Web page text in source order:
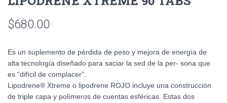
$680.00
Es un suplemento de pérdida de peso y mejora de energía de
alta tecnología diseñado para saciar la sed de la per- sona que
es “difícil de complacer”.
Lipodrene® Xtreme o lipodrene ROJO incluye una construcción
de triple capa y polímeros de cuentas esféricas. Estas dos